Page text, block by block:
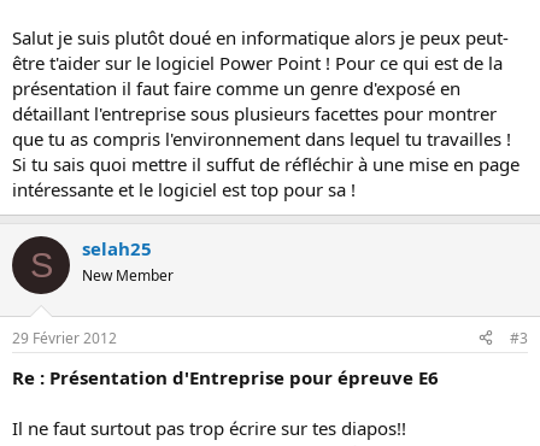
Salut je suis plutôt doué en informatique alors je peux peut-
être t'aider sur le logiciel Power Point ! Pour ce qui est de la
présentation il faut faire comme un genre d'exposé en
détaillant l'entreprise sous plusieurs facettes pour montrer
que tu as compris l'environnement dans lequel tu travailles !
Si tu sais quoi mettre il suffut de réfléchir à une mise en page
intéressante et le logiciel est top pour sa !
S selah25
New Member
29 Février 2012 #3
Re : Présentation d'Entreprise pour épreuve E6
Il ne faut surtout pas trop écrire sur tes diapos!!